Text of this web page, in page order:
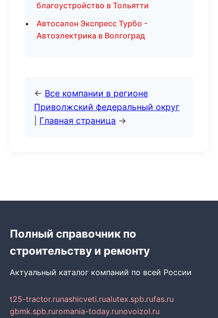
благоустройство в Тольятти
Автосалон Экспресс Турбо -
Автоэлектрика в Волгоград
← Все компании в регионе
Приволжский федеральный округ
Главная страница →
Полный справочник по
строительству и ремонту
Актуальный каталог компаний по всей России
t25-tractor.runashicveti.rualutex.spb.rufas.ru
gbmk.spb.ruromania-today.runovoizol.ru